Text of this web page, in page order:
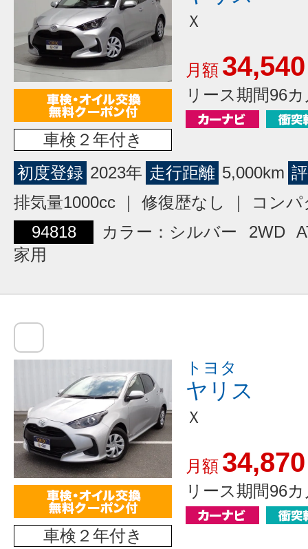
車検２年付き
Ｘ
月額 34,540
リース期間96
初度登録 2023年 走行距離 5,000km
排気量1000cc ｜ 修復歴なし ｜ コン
94818
カラー：シルバー 2WD
家用
車検２年付き
トヨタ
ヤリス
Ｘ
月額 34,870
リース期間96